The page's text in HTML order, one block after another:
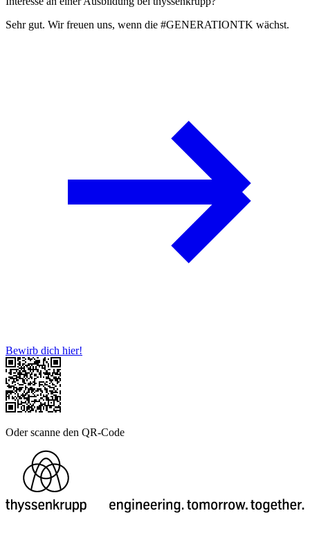
Sehr gut. Wir freuen uns, wenn die #GENERATIONTK wächst.
Bewirb dich hier!
Oder scanne den QR-Code